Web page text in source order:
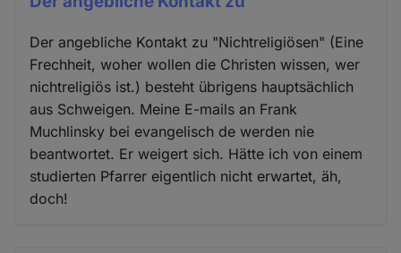
Der angebliche Kontakt zu "Nichtreligiösen" (Eine
Frechheit, woher wollen die Christen wissen, wer
nichtreligiös ist.) besteht übrigens hauptsächlich
aus Schweigen. Meine E-mails an Frank
Muchlinsky bei evangelisch de werden nie
beantwortet. Er weigert sich. Hätte ich von einem
studierten Pfarrer eigentlich nicht erwartet, äh,
doch!